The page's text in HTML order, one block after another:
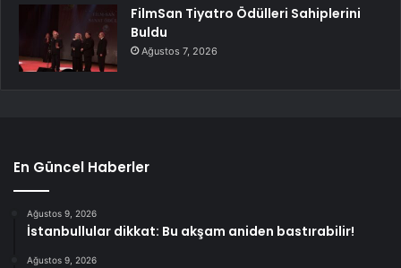
FilmSan Tiyatro Ödülleri Sahiplerini
Buldu
Ağustos 7, 2026
En Güncel Haberler
Ağustos 9, 2026
İstanbullular dikkat: Bu akşam aniden bastırabilir!
Ağustos 9, 2026